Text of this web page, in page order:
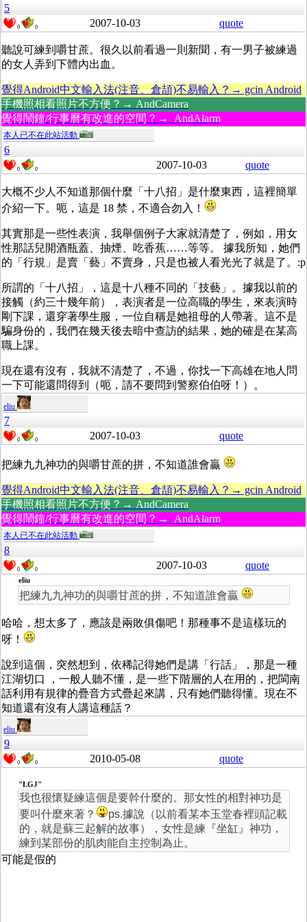
5
0 0 2007-10-03 quote
聽說可練到嚼甘蔗。很久以前看過一則新聞，有一男子被練過
的女人弄到下體內出血。
覺得Android中文輸入法(注音、倉頡)不易輸入？→ gcin Android
手機照相看照片不方便？→ AndCamera
覺得鬧鐘/行事曆有改進的空間？→ AndAlarm
本人已不在此站活動
6
0 0 2007-10-03 quote
大概不少人不知道那個什麼「十八招」是什麼東西，這裡簡單
介紹一下。呃，這是 18 禁，不適合勿入！
其實那是一些性表演，我舉個例子大家就清楚了，例如，用女
性那話兒開酒瓶蓋、抽煙、吃香蕉……等等。 據我所知，她們
的「行規」是賣「藝」不賣身，只是也被人看光光了就是了。:p
所謂的「十八招」，這是十八種不同的「技藝」。據我以前的
接觸（約三十幾年前），表演者是一位高職的學生，來表演時
剛下課，還穿著學生服，一位自稱是她祖母的人帶著。這不是
騙身份的，我們在幾天後去暗中查訪的結果，她的確是在某高
職上課。
現在還有沒有，我就不清楚了，不過，你找一下高雄在地人問
一下可能還問得到（呃，請不要問到警察伯伯呀！）。
eliu
7
0 0 2007-10-03 quote
把練九九神功的與嚼甘蔗的拼，不知道誰會贏
覺得Android中文輸入法(注音、倉頡)不易輸入？→ gcin Android
手機照相看照片不方便？→ AndCamera
覺得鬧鐘/行事曆有改進的空間？→ AndAlarm
本人已不在此站活動
8
0 0 2007-10-03 quote
eliu
把練九九神功的與嚼甘蔗的拼，不知道誰會贏
哈哈，想太多了，應該是兩敗俱傷吧！那種事不是這樣玩的
呀！
說到這個，突然想到，依稀記得她們是講「行話」，那是一種
江湖切口 ，一般人聽不懂，是一些下階層的人在用的，把閩南
話利用有規律的疊音方式疊起來講，只有她們聽得懂。現在不
知道還有沒有人講這種話？
eliu
9
0 0 2010-05-08 quote
"LGJ"
我也很懷疑練這個是要幹什麼的。那女性的相對神功是
要叫什麼來著？
ps.據說（以前看某本玉堂春裡頭記載
的，就是蘇三起解的故事），女性是練『坐缸』神功，
練到某部份的肌肉能自主控制為止。
可能是假的